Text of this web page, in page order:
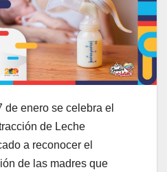
de enero se celebra el
de Leche
a reconocer el
de las madres que